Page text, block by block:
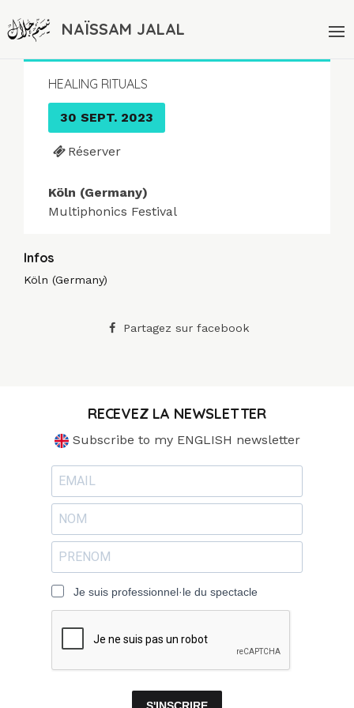
NAÏSSAM JALAL
HEALING RITUALS
30 SEPT. 2023
Réserver
Köln (Germany)
Multiphonics Festival
Infos
Köln (Germany)
Partagez sur facebook
RECEVEZ LA NEWSLETTER
Subscribe to my ENGLISH newsletter
Je suis professionnel·le du spectacle